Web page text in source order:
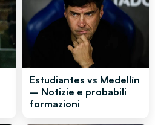
Estudiantes vs Medellín
– Notizie e probabili
formazioni